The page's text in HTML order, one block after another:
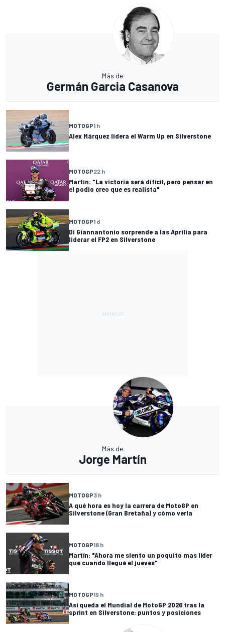
Más de
Germán Garcia Casanova
MOTOGP1 h
Alex Márquez lidera el Warm Up en Silverstone
MOTOGP22 h
Martin: "La victoria será difícil, pero pensar en
el podio creo que es realista"
MOTOGP1 d
Di Giannantonio sorprende a las Aprilia para
liderar el FP2 en Silverstone
Más de
Jorge Martín
MOTOGP3 h
A qué hora es hoy la carrera de MotoGP en
Silverstone (Gran Bretaña) y cómo verla
MOTOGP18 h
Martín: "Ahora me siento un poquito mas líder
que cuando llegué el jueves"
MOTOGP19 h
Así queda el Mundial de MotoGP 2026 tras la
sprint en Silverstone: puntos y posiciones